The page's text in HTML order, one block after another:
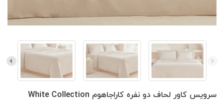
سرویس کاور لحاف دو نفره کاراجاهوم White Collection